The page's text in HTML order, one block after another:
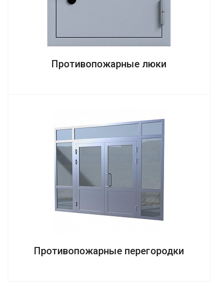
Противопожарные люки
Противопожарные перегородки